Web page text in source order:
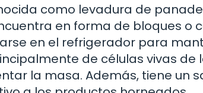
como levadura de
en forma de bloques o
en el refrigerador para
de células vivas de
la masa. Además, tiene un